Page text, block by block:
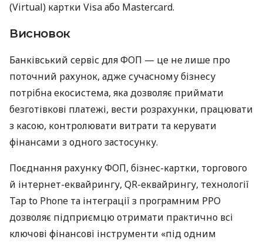
(Virtual) картки Visa або Mastercard.
Висновок
Банківський сервіс для ФОП — це не лише про
поточний рахунок, адже сучасному бізнесу
потрібна екосистема, яка дозволяє приймати
безготівкові платежі, вести розрахунки, працювати
з касою, контролювати витрати та керувати
фінансами з одного застосунку.
Поєднання рахунку ФОП, бізнес-картки, торгового
й інтернет-еквайрингу, QR-еквайрингу, технології
Tap to Phone та інтеграції з програмним РРО
дозволяє підприємцю отримати практично всі
ключові фінансові інструменти «під одним